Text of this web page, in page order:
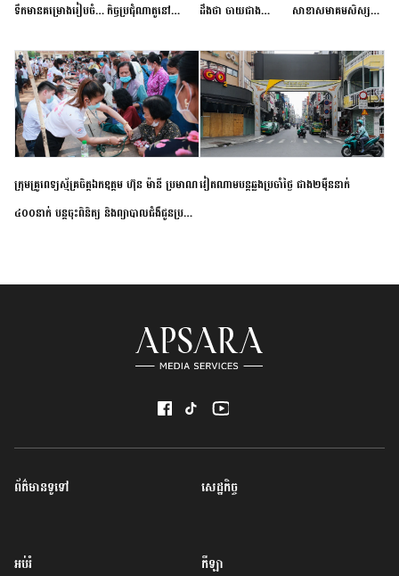
ទឹកមានគម្រោងរៀបចំ
កម្រិតបឋម ដល់ឧត្តម
សិក្សានាពេលខាងមុខ
កិច្ចប្រជុំណាតូនៅ
ខាងមុខនឹងបញ្ជូនសញ្ញា
នៃភាពស្អិតរមួត និង
ការប្តេជ្ញាចិត្ត
ដឹងថា ចាយជាង
អភិវឌ្ឍន៍នុយក្លេអ៊ែរ
សាខាសមាគមសិស្ស
ខេត្តកំពង់ចាម ចុះពិនិត្យ
ពិគ្រោះជំងឺទូទៅ និងផ្តល់
ថ្នាំពេទ្យជូនប្រជាពលរដ្ឋ
រស់នៅសង្កាត់បឹងកុក
ក្រុមគ្រូពេទ្យស្ម័គ្រចិត្តឯកឧត្តម ហ៊ុន ម៉ានី ប្រមាណ
៤០០នាក់ បន្តចុះពិនិត្យ និងព្យាបាលជំងឺជូនប្រជា
វៀតណាម​បន្ត​ឆ្លង​ប្រចាំថ្ងៃ​ ​ជាង​២​ម៉ឺន​នាក់​
ព័ត៌មានទូទៅ សេដ្ឋកិច្ច
អប់រំ កីឡា